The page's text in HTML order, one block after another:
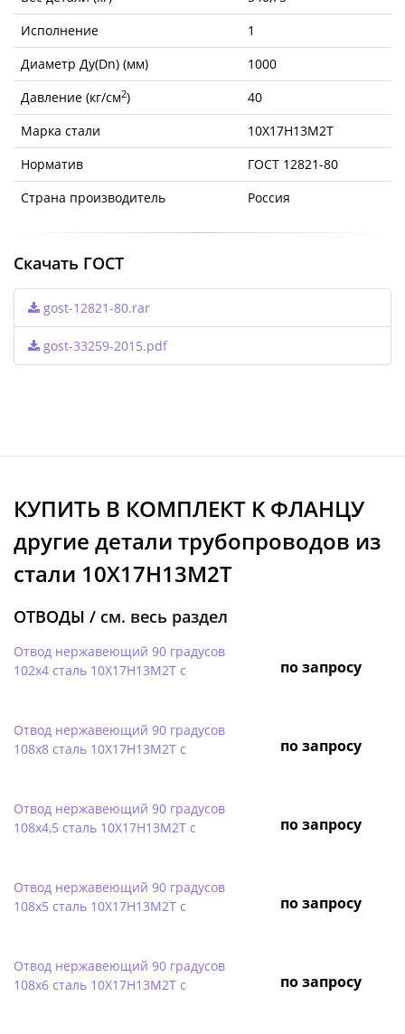
Исполнение
1
Диаметр Ду(Dn) (мм)
1000
Давление (кг/см2)
40
Марка стали
10Х17Н13М2Т
Норматив
ГОСТ 12821-80
Страна производитель
Россия
Скачать ГОСТ
gost-12821-80.rar
gost-33259-2015.pdf
КУПИТЬ В КОМПЛЕКТ K ФЛАНЦУ
другие детали трубопроводов из
стали 10Х17Н13М2Т
ОТВОДЫ / см. весь раздел
Отвод нержавеющий 90 градусов
102х4 сталь 10Х17Н13М2Т с
по запросу
Отвод нержавеющий 90 градусов
108х8 сталь 10Х17Н13М2Т с
по запросу
Отвод нержавеющий 90 градусов
108х4,5 сталь 10Х17Н13М2Т с
по запросу
Отвод нержавеющий 90 градусов
108х5 сталь 10Х17Н13М2Т с
по запросу
Отвод нержавеющий 90 градусов
108х6 сталь 10Х17Н13М2Т с
по запросу